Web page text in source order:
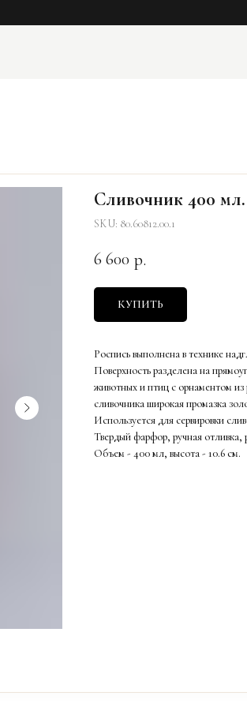
Сливочник 400
SKU: 80.60812.00.1
6 600 р.
КУПИТЬ
Роспись выполнена в технике
Поверхность разделена на
животных и птиц с орнаментом из
сливочника широкая промазка
Используется для сервировки
Твердый фарфор, ручная отливка,
Объем - 400 мл, высота - 10.6 см.